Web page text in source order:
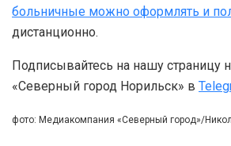
больничные можно оформлять и
дистанционно.
Подписывайтесь на нашу страницу
«Северный город Норильск» в
фото: Медиакомпания «Северный город»/